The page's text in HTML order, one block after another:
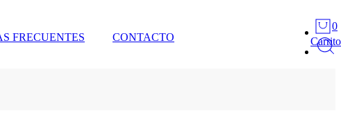
0
Carrito
FRECUENTES CONTACTO